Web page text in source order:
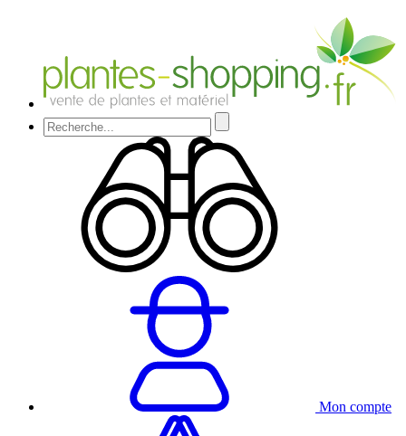
Mon compte